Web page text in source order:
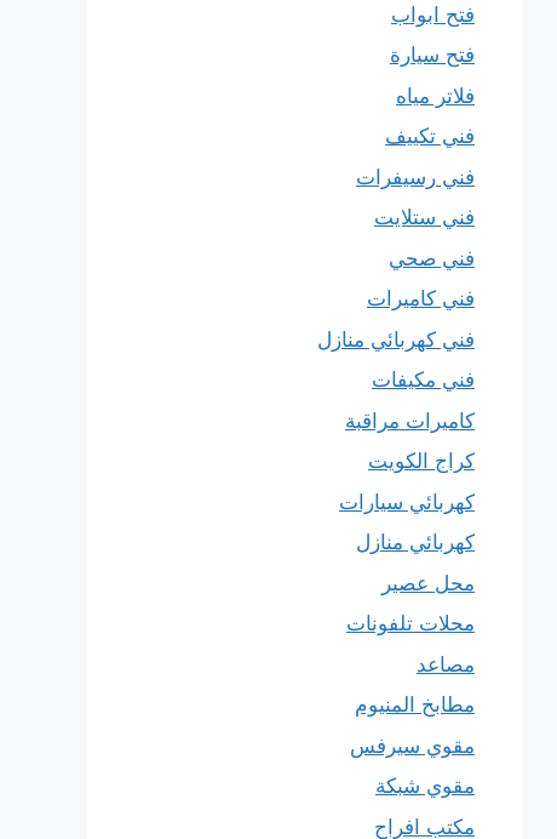
فتح ابواب
فتح سيارة
فلاتر مياه
فني تكييف
فني رسيفرات
فني ستلايت
فني صحي
فني كاميرات
فني كهربائي منازل
فني مكيفات
كاميرات مراقبة
كراج الكويت
كهربائي سيارات
كهربائي منازل
محل عصير
محلات تلفونات
مصاعد
مطابخ المنيوم
مقوي سيرفس
مقوي شبكة
مكتب افراح